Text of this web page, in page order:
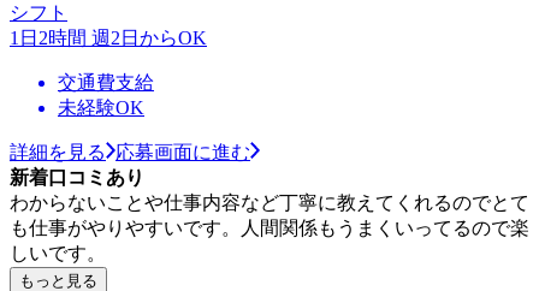
シフト
1日2時間 週2日からOK
交通費支給
未経験OK
詳細を見る
応募画面に進む
新着口コミあり
わからないことや仕事内容など丁寧に教えてくれるのでとて
も仕事がやりやすいです。人間関係もうまくいってるので楽
しいです。
もっと見る